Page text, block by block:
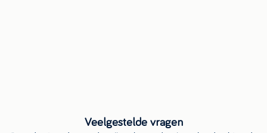
Veelgestelde vragen